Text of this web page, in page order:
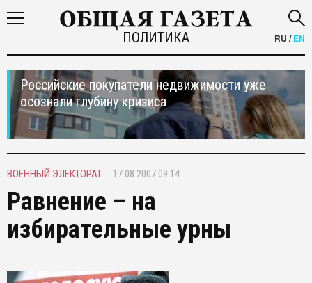
ПОЛИТИКА RU /EN
Российские покупатели недвижимости уже
осознали глубину кризиса
ВОЕННЫЙ ЭЛЕКТОРАТ 17.08.2007 09:14
Равнение – на
избирательные урны